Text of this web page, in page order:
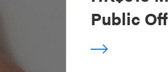
Public